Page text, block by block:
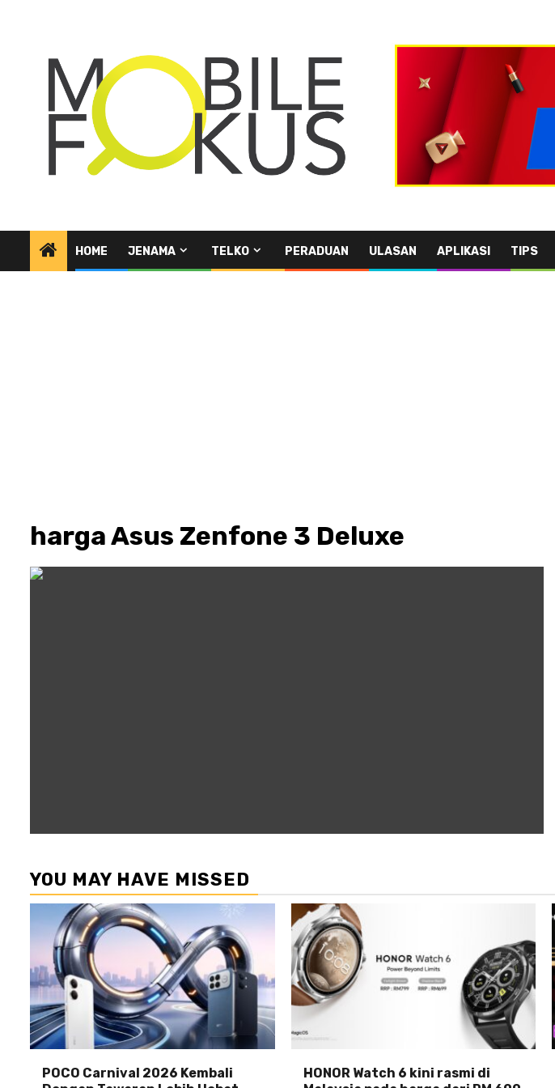
HOME JENAMA TELKO PERADUAN ULASAN APLIKASI TIPS
harga Asus Zenfone 3 Deluxe
YOU MAY HAVE MISSED
POCO Carnival 2026 Kembali
HONOR Watch 6 kini rasmi di